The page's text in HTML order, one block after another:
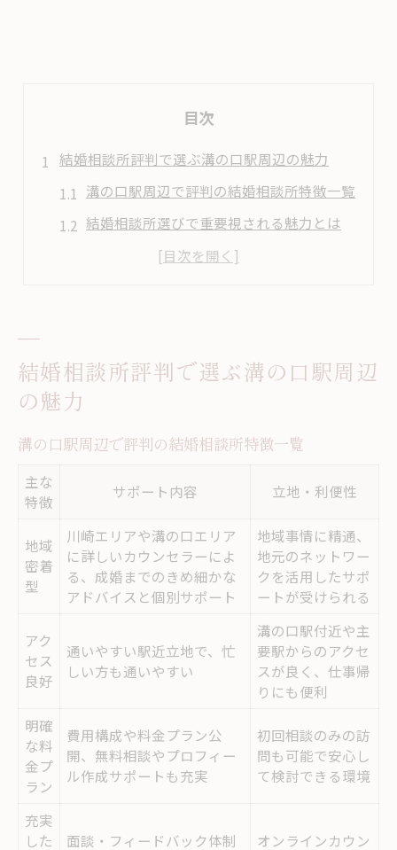
目次
結婚相談所評判で選ぶ溝の口駅周辺の魅力
溝の口駅周辺で評判の結婚相談所特徴一覧
結婚相談所選びで重要視される魅力とは
地域密着型結婚相談所の安心感を知る
体験談でわかる結婚相談所のサポート実態
リアルな口コミから見た相談所の違い比較
口コミが語る結婚相談所の実力とは
口コミ比較でわかる結婚相談所の満足度
結婚相談所の評判が高い理由を分析
リアルな口コミが示すサポート体制
相談所選びに役立つ口コミの見極め方
結婚相談所の実力を口コミでチェック
サポート充実の結婚相談所で安心な婚活へ
結婚相談所サポート内容比較早見表
結婚相談所評判で選ぶ溝の口駅周辺
の魅力
溝の口駅周辺で評判の結婚相談所特徴一覧
主な
特徴
サポート内容 立地・利便性
地域
密着
型
川崎エリアや溝の口エリア
に詳しいカウンセラーによ
る、成婚までのきめ細かな
アドバイスと個別サポート
地域事情に精通、
地元のネットワー
クを活用したサポ
ートが受けられる
アク
セス
良好
通いやすい駅近立地で、忙
しい方も通いやすい
溝の口駅付近や主
要駅からのアクセ
スが良く、仕事帰
りにも便利
明確
な料
金プ
ラン
費用構成や料金プラン公
開、無料相談やプロフィー
ル作成サポートも充実
初回相談のみの訪
問も可能で安心し
て検討できる環境
充実
した
面談・フィードバック体制
オンラインカウン